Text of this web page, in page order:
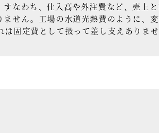
なわち、仕入高や外注費など、売上
せん。工場の水道光熱費のように、
固定費として扱って差し支えありませ